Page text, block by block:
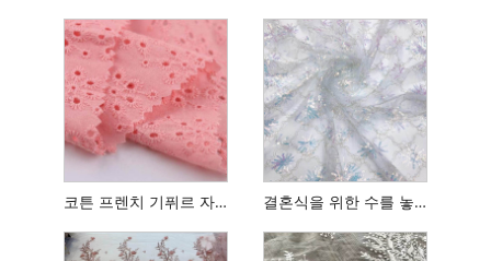
코튼 프렌치 기퓌르 자수 레이스 결혼식을 위한 수를 놓은 프랑스 그물 레이스